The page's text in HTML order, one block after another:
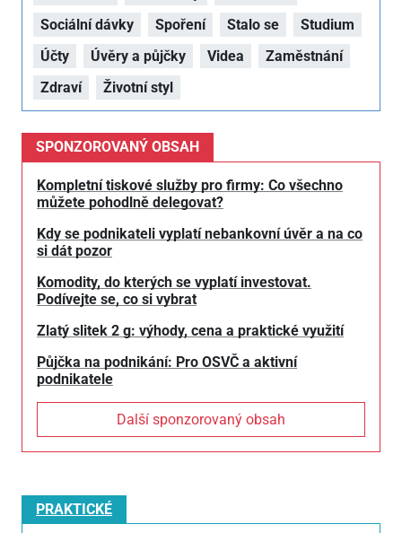
Sociální dávky
Spoření Stalo se
Studium
Účty
Úvěry a půjčky Videa
Zaměstnání
Zdraví
Životní styl
SPONZOROVANÝ OBSAH
Kompletní tiskové služby pro firmy: Co všechno
můžete pohodlně delegovat?
Kdy se podnikateli vyplatí nebankovní úvěr a na co
si dát pozor
Komodity, do kterých se vyplatí investovat.
Podívejte se, co si vybrat
Zlatý slitek 2 g: výhody, cena a praktické využití
Půjčka na podnikání: Pro OSVČ a aktivní
podnikatele
Další sponzorovaný obsah
PRAKTICKÉ